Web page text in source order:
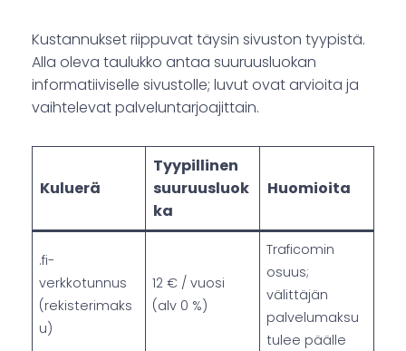
Kustannukset riippuvat täysin sivuston tyypistä.
Alla oleva taulukko antaa suuruusluokan
informatiiviselle sivustolle; luvut ovat arvioita ja
vaihtelevat palveluntarjoajittain.
Kuluerä
Tyypillinen
suuruusluok
ka
Huomioita
.fi-
verkkotunnus
(rekisterimaks
u)
12 € / vuosi
(alv 0 %)
Traficomin
osuus;
välittäjän
palvelumaksu
tulee päälle